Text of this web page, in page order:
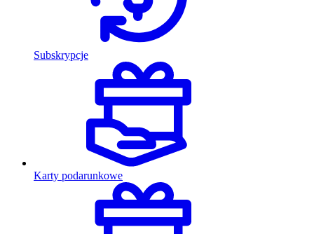
Subskrypcje
Karty podarunkowe